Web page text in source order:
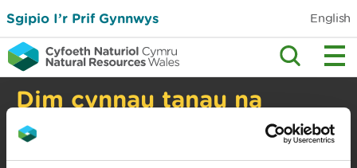
Sgipio I’r Prif Gynnwys English
Dim cynnau tanau na
barbiciws yng nghefn
gwlad